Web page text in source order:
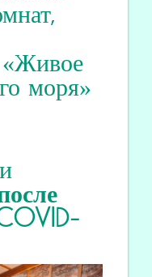
,
«Живое
моря»
и
-